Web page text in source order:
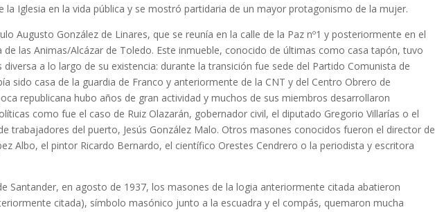
la Iglesia en la vida pública y se mostró partidaria de un mayor protagonismo de la mujer.
Augusto González de Linares, que se reunía en la calle de la Paz nº1 y posteriormente en el
de las Animas/Alcázar de Toledo. Este inmueble, conocido de últimas como casa tapón, tuvo
a lo largo de su existencia: durante la transición fue sede del Partido Comunista de
sido casa de la guardia de Franco y anteriormente de la CNT y del Centro Obrero de
republicana hubo años de gran actividad y muchos de sus miembros desarrollaron
como fue el caso de Ruiz Olazarán, gobernador civil, el diputado Gregorio Villarías o el
trabajadores del puerto, Jesús González Malo. Otros masones conocidos fueron el director de
Albo, el pintor Ricardo Bernardo, el científico Orestes Cendrero o la periodista y escritora
Santander, en agosto de 1937, los masones de la logia anteriormente citada abatieron
citada), símbolo masónico junto a la escuadra y el compás, quemaron mucha